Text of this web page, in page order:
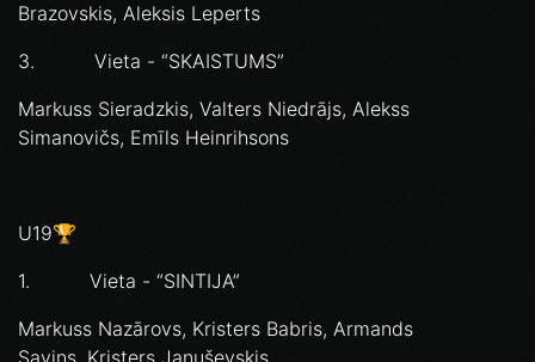
Brazovskis, Aleksis Leperts
3. Vieta - “SKAISTUMS”
Markuss Sieradzkis, Valters Niedrājs, Alekss
Simanovičs, Emīls Heinrihsons
U19🏆
1. Vieta - “SINTIJA”
Markuss Nazārovs, Kristers Babris, Armands